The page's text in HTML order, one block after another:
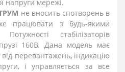
напруги мережі.
не вносить спотворень в
працювати з будь-якими
стабілізаторів
160В. Дана модель має
перевантажень, індикацію
і управляється за все